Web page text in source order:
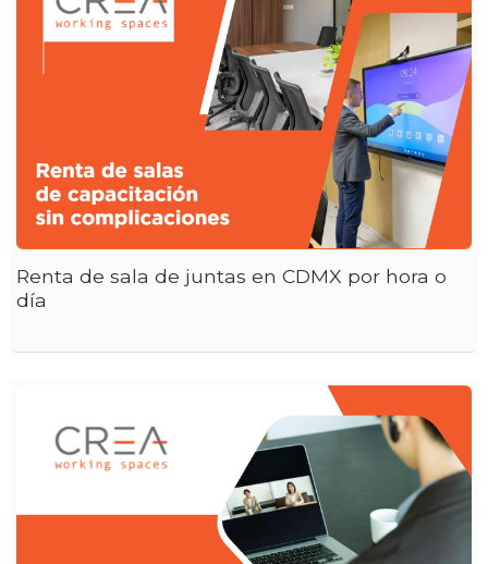
Renta de sala de juntas en CDMX por hora o
día